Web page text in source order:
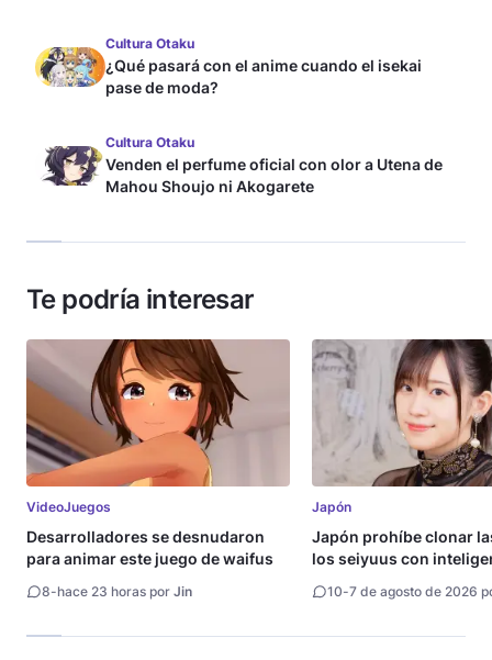
Cultura Otaku
¿Qué pasará con el anime cuando el isekai
pase de moda?
Cultura Otaku
Venden el perfume oficial con olor a Utena de
Mahou Shoujo ni Akogarete
Te podría interesar
VideoJuegos
Desarrolladores se desnudaron
para animar este juego de waifus
8-hace 23 horas por Jin
Japón
Japón prohíbe clonar
los seiyuus con
10-7 de agosto de 2026